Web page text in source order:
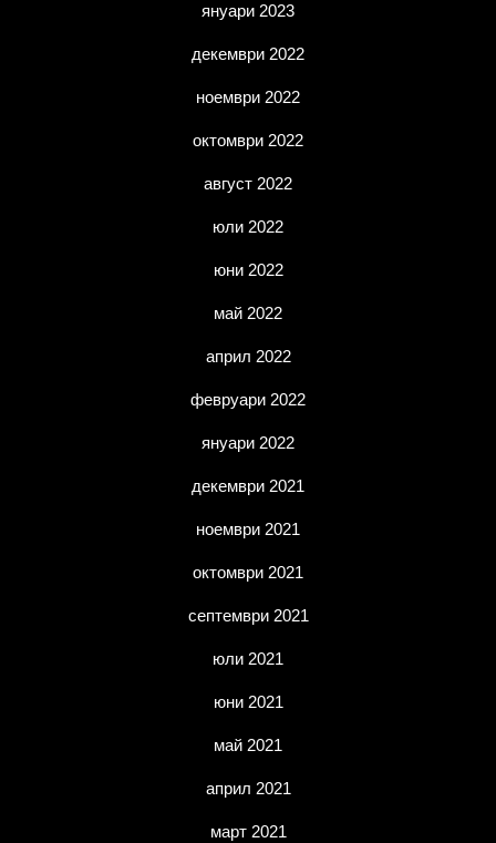
януари 2023
декември 2022
ноември 2022
октомври 2022
август 2022
юли 2022
юни 2022
май 2022
април 2022
февруари 2022
януари 2022
декември 2021
ноември 2021
октомври 2021
септември 2021
юли 2021
юни 2021
май 2021
април 2021
март 2021